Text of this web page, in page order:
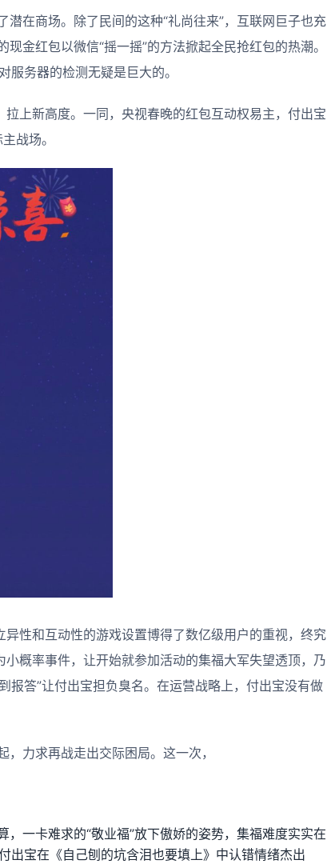
在商场。除了民间的这种“礼尚往来”，互联网巨子也充
金红包以微信“摇一摇”的方法掀起全民抢红包的热潮。
服务器的检测无疑是巨大的。
上新高度。一同，央视春晚的红包互动权易主，付出宝
战场。
性和互动性的游戏设置博得了数亿级用户的重视，终究
概率事件，让开始就参加活动的集福大军失望透顶，乃
报答”让付出宝担负臭名。在运营战略上，付出宝没有做
力求再战走出交际困局。这一次，
一卡难求的“敬业福”放下傲娇的姿势，集福难度实实在
出宝在《自己刨的坑含泪也要填上》中认错情绪杰出